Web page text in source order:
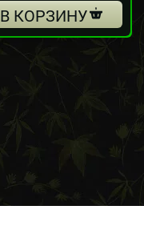
В КОРЗИНУ